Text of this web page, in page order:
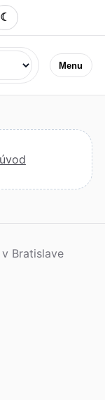
☾
Menu
Jazyk
Bratislave